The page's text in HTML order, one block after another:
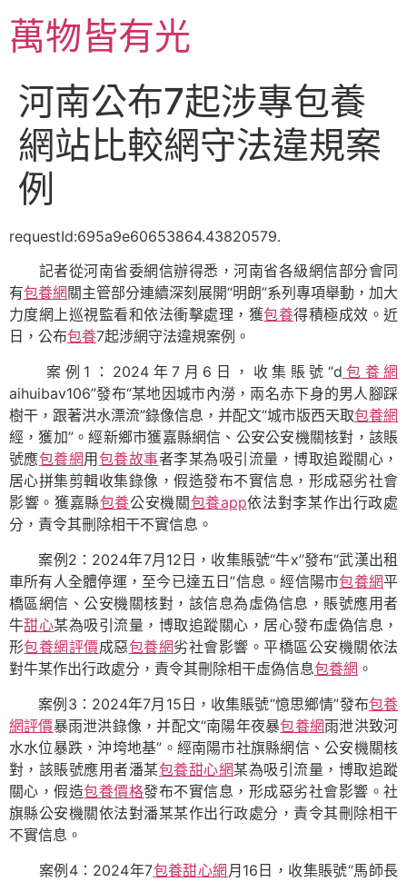
主萬物皆有光
河南公布7起涉專包養
網站比較網守法違規案
例
requestId:695a9e60653864.43820579.
記者從河南省委網信辦得悉，河南省各級網信部分會同
有包養網 關主管部分連續深刻展開“明朗”系列專項舉動，加大
力度網上巡視監看和依法衝擊處理，獲包養得積極成效。近
日，公布包養7起涉網守法違規案例。
案例1：2024年7月6日，收集賬號“d 包養網
aihuibav106”發布“某地因城市內澇，兩名赤下身的男人腳踩
樹干，跟著洪水漂流”錄像信息，并配文“城市版西天取包養網
經，獲加”。經新鄉市獲嘉縣網信、公安公安機關核對，該賬
號應包養網用 包養故事者李某為吸引流量，博取追蹤關心，
居心拼集剪輯收集錄像，假造發布不實信息，形成惡劣社會
影響。獲嘉縣包養公安機關包養app依法對李某作出行政處
分，責令其刪除相干不實信息。
案例2：2024年7月12日，收集賬號“牛x”發布“武漢出租
車所有人全體停運，至今已達五日”信息。經信陽市包養網平
橋區網信、公安機關核對，該信息為虛偽信息，賬號應用者
牛甜心某為吸引流量，博取追蹤關心，居心發布虛偽信息，
形包養網評價成惡包養網劣社會影響。平橋區公安機關依法
對牛某作出行政處分，責令其刪除相干虛偽信息包養網 。
案例3：2024年7月15日，收集賬號“憶思鄉情”發布包養
網評價暴雨泄洪錄像，并配文“南陽年夜暴包養網雨泄洪致河
水水位暴跌，沖垮地基”。經南陽市社旗縣網信、公安機關核
對，該賬號應用者潘某包養甜心網某為吸引流量，博取追蹤
關心，假造包養價格發布不實信息，形成惡劣社會影響。社
旗縣公安機關依法對潘某某作出行政處分，責令其刪除相干
不實信息。
案例4：2024年7包養甜心網 月16日，收集賬號“馬師長